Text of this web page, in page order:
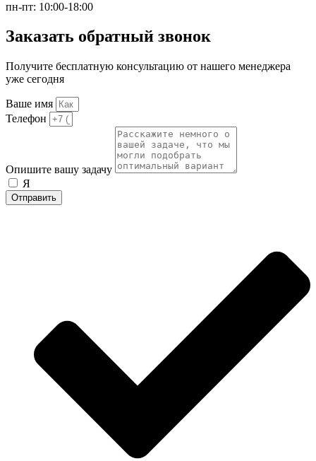
пн-пт: 10:00-18:00
Заказать обратный звонок
Получите бесплатную консультацию от нашего менеджера
уже сегодня
Ваше имя
Телефон
Опишите вашу задачу
Я
Отправить